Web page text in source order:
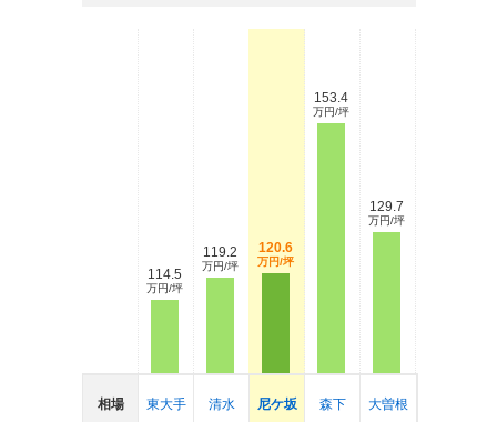
相場
114.5
万円/坪
東大手
119.2
万円/坪
清水
120.6
万円/坪
尼ケ坂
153.4
万円/坪
森下
129.7
万円/坪
大曽根